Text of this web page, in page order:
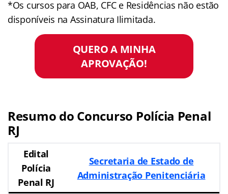
*Os cursos para OAB, CFC e Residências não estão
disponíveis na Assinatura Ilimitada.
QUERO A MINHA
APROVAÇÃO!
Resumo do Concurso Polícia Penal
RJ
Edital
Polícia
Penal RJ
Secretaria de Estado de
Administração Penitenciária